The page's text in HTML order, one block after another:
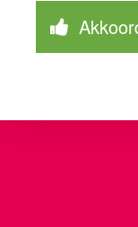
aanpak
Samen Beter
Nieuws
laatste nieuws!
Aanmelden